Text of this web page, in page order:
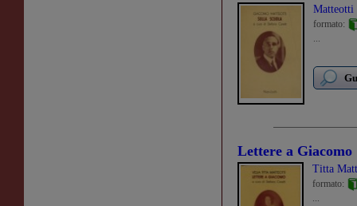
Matteotti
formato:
...
Lettere a Giacomo
Titta
formato:
...